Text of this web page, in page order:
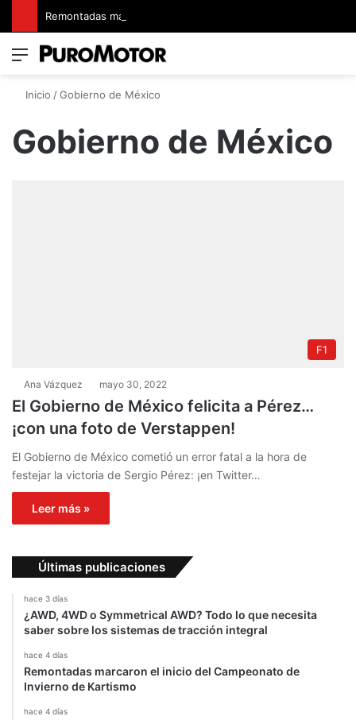
Menú
Inicio /Gobierno de México
Gobierno de México
F1
Ana Vázquez mayo 30, 2022
El Gobierno de México felicita a Pérez…
¡con una foto de Verstappen!
El Gobierno de México cometió un error fatal a la hora de
festejar la victoria de Sergio Pérez: ¡en Twitter…
Leer más »
Últimas publicaciones
hace 3 días
¿AWD, 4WD o Symmetrical AWD? Todo lo que necesita
saber sobre los sistemas de tracción integral
hace 4 días
Remontadas marcaron el inicio del Campeonato de
Invierno de Kartismo
hace 4 días